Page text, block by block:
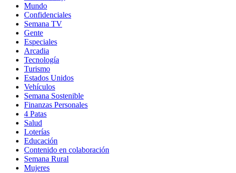
Mundo
Confidenciales
Semana TV
Gente
Especiales
Arcadia
Tecnología
Turismo
Estados Unidos
Vehículos
Semana Sostenible
Finanzas Personales
4 Patas
Salud
Loterías
Educación
Contenido en colaboración
Semana Rural
Mujeres